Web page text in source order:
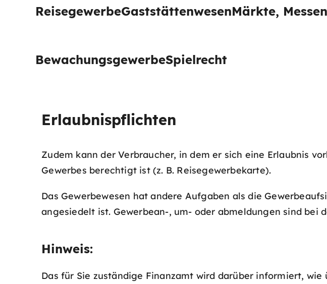
ReisegewerbeGaststättenwesenMärkte,
BewachungsgewerbeSpielrecht
Erlaubnispflichten
Zudem kann der Verbraucher, in dem er sich eine Erlaubnis
Gewerbes berechtigt ist (z. B. Reisegewerbekarte).
Das Gewerbewesen hat andere Aufgaben als die
angesiedelt ist. Gewerbean-, um- oder abmeldungen sind bei
Hinweis:
Das für Sie zuständige Finanzamt wird darüber informiert,